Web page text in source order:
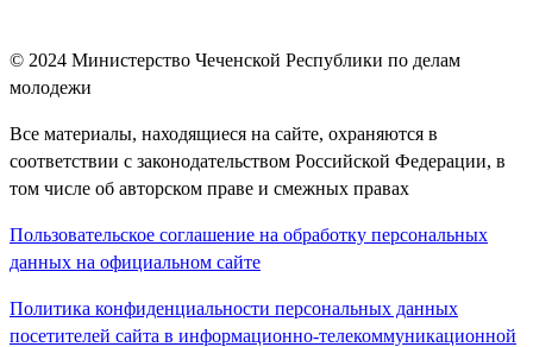
© 2024 Министерство Чеченской Республики по делам
молодежи
Все материалы, находящиеся на сайте, охраняются в
соответствии с законодательством Российской Федерации, в
том числе об авторском праве и смежных правах
Пользовательское соглашение на обработку персональных
данных на официальном сайте
Политика конфиденциальности персональных данных
посетителей сайта в информационно-телекоммуникационной